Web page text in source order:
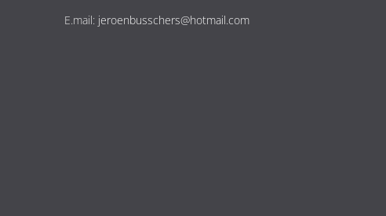
E.mail: jeroenbusschers@hotmail.com